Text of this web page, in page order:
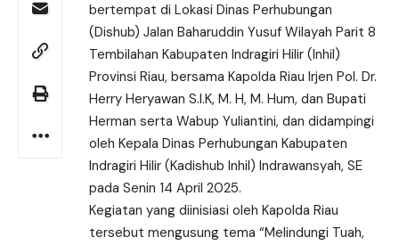
bertempat di Lokasi Dinas Perhubungan
(Dishub) Jalan Baharuddin Yusuf Wilayah Parit 8
Tembilahan Kabupaten Indragiri Hilir (Inhil)
Provinsi Riau, bersama Kapolda Riau Irjen Pol. Dr.
Herry Heryawan S.I.K, M. H, M. Hum, dan Bupati
Herman serta Wabup Yuliantini, dan didampingi
oleh Kepala Dinas Perhubungan Kabupaten
Indragiri Hilir (Kadishub Inhil) Indrawansyah, SE
pada Senin 14 April 2025.
Kegiatan yang diinisiasi oleh Kapolda Riau
tersebut mengusung tema “Melindungi Tuah,